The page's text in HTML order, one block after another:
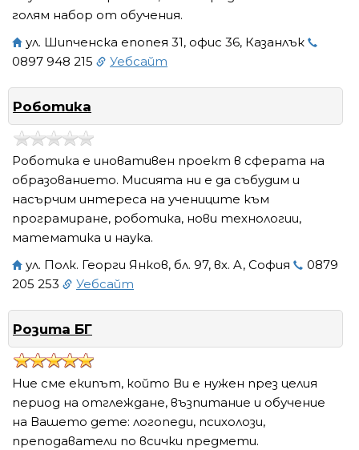
голям набор от обучения.
ул. Шипченска епопея 31, офис 36, Казанлък
0897 948 215
Уебсайт
Роботика
Роботика е иновативен проект в сферата на
образованието. Мисията ни е да събудим и
насърчим интереса на учениците към
програмиране, роботика, нови технологии,
математика и наука.
ул. Полк. Георги Янков, бл. 97, вх. A, София
0879
205 253
Уебсайт
Розита БГ
Ние сме екипът, който Ви е нужен през целия
период на отглеждане, възпитание и обучение
на Вашето дете: логопеди, психолози,
преподаватели по всички предмети.